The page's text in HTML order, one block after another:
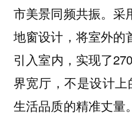
市美景同频共振。采
地窗设计，将室外的
引入室内，实现了
界宽厅，不是设计上
生活品质的精准丈量